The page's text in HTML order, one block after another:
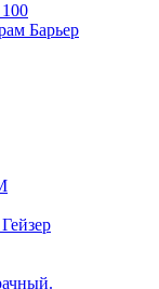
Барьер